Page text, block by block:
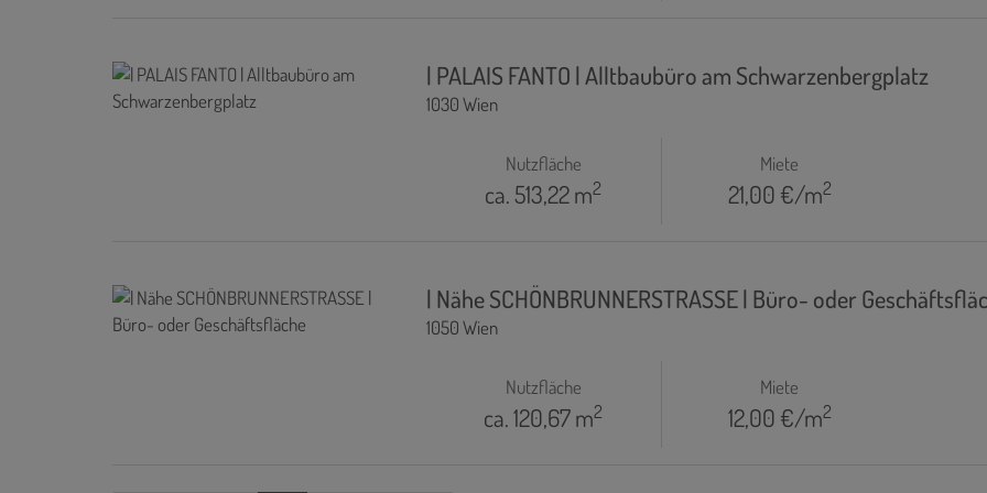
| PALAIS FANTO | Alltbaubüro am Schwarzenbergplatz
1030 Wien
Nutzfläche
ca. 513,22 m2
Miete
21,00 €/m2
| Nähe SCHÖNBRUNNERSTRASSE | Büro- oder
1050 Wien
Nutzfläche
ca. 120,67 m2
Miete
12,00 €/m2